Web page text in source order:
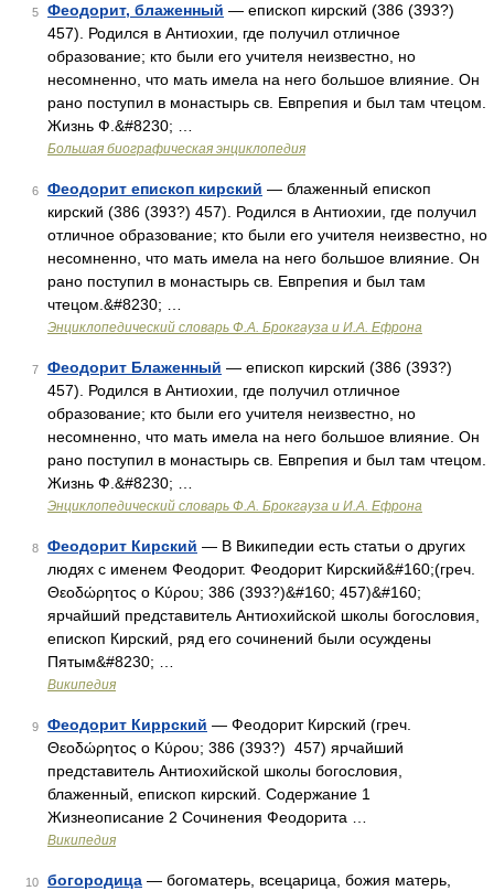
5 Феодорит, блаженный — епископ кирский (386 (393?)
457). Родился в Антиохии, где получил отличное
образование; кто были его учителя неизвестно, но
несомненно, что мать имела на него большое влияние. Он
рано поступил в монастырь св. Евпрепия и был там чтецом.
Жизнь Ф.&#8230; …
Большая биографическая энциклопедия
6 Феодорит епископ кирский — блаженный епископ
кирский (386 (393?) 457). Родился в Антиохии, где получил
отличное образование; кто были его учителя неизвестно, но
несомненно, что мать имела на него большое влияние. Он
рано поступил в монастырь св. Евпрепия и был там
чтецом.&#8230; …
Энциклопедический словарь Ф.А. Брокгауза и И.А. Ефрона
7 Феодорит Блаженный — епископ кирский (386 (393?)
457). Родился в Антиохии, где получил отличное
образование; кто были его учителя неизвестно, но
несомненно, что мать имела на него большое влияние. Он
рано поступил в монастырь св. Евпрепия и был там чтецом.
Жизнь Ф.&#8230; …
Энциклопедический словарь Ф.А. Брокгауза и И.А. Ефрона
8 Феодорит Кирский — В Википедии есть статьи о других
людях с именем Феодорит. Феодорит Кирский&#160;(греч.
Θεοδώρητος ο Κύρου; 386 (393?)&#160; 457)&#160;
ярчайший представитель Антиохийской школы богословия,
епископ Кирский, ряд его сочинений были осуждены
Пятым&#8230; …
Википедия
9 Феодорит Киррский — Феодорит Кирский (греч.
Θεοδώρητος ο Κύρου; 386 (393?) 457) ярчайший
представитель Антиохийской школы богословия,
блаженный, епископ кирский. Содержание 1
Жизнеописание 2 Сочинения Феодорита …
Википедия
10 богородица — богоматерь, всецарица, божия матерь,